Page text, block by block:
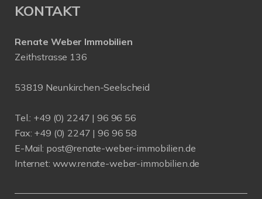
KONTAKT
Renate Weber Immobilien
Zeithstrasse 136
53819 Neunkirchen-Seelscheid
Tel.: +49 (0) 2247 | 96 96 56
Fax: +49 (0) 2247 | 96 96 58
E-Mail: post@renate-weber-immobilien.de
Internet: www.renate-weber-immobilien.de